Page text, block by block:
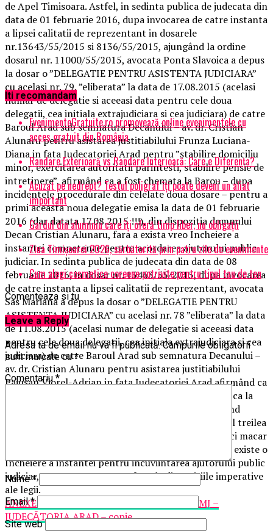
de Apel Timisoara. Astfel, in sedinta publica de judecata din
data de 01 februarie 2016, dupa invocarea de catre instanta
a lipsei calitatii de reprezentant in dosarele
nr.13643/55/2015 si 8136/55/2015, ajungând la ordine
dosarul nr. 11000/55/2015, avocata Ponta Slavoica a depus
la dosar o ”DELEGATIE PENTRU ASISTENTA JUDICIARA”
cu acelasi nr. 79, ”eliberata” la data de 17.08.2015 (acelasi
numar de delegatie si aceeasi data pentru cele doua
delegatii, cea initiala extrajudiciara si cea judiciara) de catre
Baroul Arad sub semnatura Decanului – av. dr. Cristian
Alunaru pentru asistarea justitiabilului Frunza Luciana-
Diana in fata Judecatoriei Arad pentru ”stabilire domiciliu
minor, exercitarea autoritatii parintesti, stabilire pensie de
intretinere”, afirmând ca a fost chemata la Barou – dupa
incidentele procedurale din celelate doua dosare – pentru a
primi aceasta noua delegatie emisa la data de 01 februarie
2016 (dar datata 17.08.2015 !!!), din dispozitia domnului
Decan Cristian Alunaru, fara a exista vreo Incheiere a
instantei competente pentru acordarea ajutorului public
judiciar. In sedinta publica de judecata din data de 08
februarie 2016, in dosar nr. 13463/55/2015, dupa invocarea
de catre instanta a lipsei calitatii de reprezentant, avocata
Sas Mariana a depus la dosar o ”DELEGATIE PENTRU
ASISTENTA JUDICIARA” cu acelasi nr. 78 ”eliberata” la data
de 11.08.2015 (acelasi numar de delegatie si aceeasi data
pentru cele doua delegatii, cea initiala extrajudiciara si cea
judiciara) de catre Baroul Arad sub semnatura Decanului –
av. dr. Cristian Alunaru pentru asistarea justitiabilului
Paiusan Viorel-Adrian in fata Judecatoriei Arad afirmând ca
Norina Bojan, secretara Baroului Arad, i-a transmis ca la
data de 11.08.2016 programul s-a defectat, eliberând
delegatii sub titlul de ”asistenta”. Desi cauza era la al treilea
termen de judecata, in dosar nu a fost formulata nici macar
cerere de ajutor public judiciar, cu atât mai putin sa existe o
Incheiere a instantei pentru incuviintarea ajutorului public
judiciar, asa cum era necesar fata de dispozitiile imperative
ale legii.
ANEXE MEMORIU – DETURNARE FONDURI MJ –
JUDECĂTORIA ARAD – copie
Iti recomandam
EvenimenteGratuite.ro promovează online evenimentele cu
acces gratuit din România
Randare Exterioară vs Randare Interioară: Care e Diferența?
Acuzat pe nedrept? Testul poligraf îţi poate deveni un aliat
important
Gardul din aluminiu care îți oferă timp liber, nu obligații
Ziua Timișoarei 2026, sărbătorită prin patru zile de evenimente
Cum alegi cosmetice coreene potrivite pentru tipul tau de ten
Comenteaza si tu
Leave a Reply
Adresa ta de email nu va fi publicată. Câmpurile obligatorii
sunt marcate cu*
Comentariu*
Nume*
Email*
Site web